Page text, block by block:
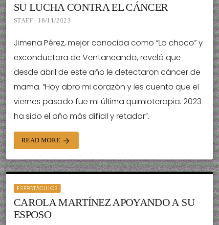
SU LUCHA CONTRA EL CÁNCER
STAFF | 18/11/2023
Jimena Pérez, mejor conocida como “La choco” y
exconductora de Ventaneando, reveló que
desde abril de este año le detectaron cáncer de
mama. “Hoy abro mi corazón y les cuento que el
viernes pasado fue mi última quimioterapia. 2023
ha sido el año más difícil y retador”.
READ MORE arrow_forward
ESPECTÁCULOS
CAROLA MARTÍNEZ APOYANDO A SU
ESPOSO